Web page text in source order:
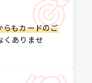
らもカードのご
くありませ